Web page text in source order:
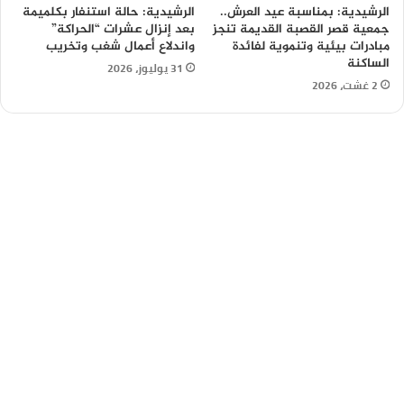
الرشيدية: بمناسبة عيد العرش..
جمعية قصر القصبة القديمة تنجز
مبادرات بيئية وتنموية لفائدة
الساكنة
2 غشت، 2026
الرشيدية: حالة استنفار بكلميمة
بعد إنزال عشرات “الحراكة”
واندلاع أعمال شغب وتخريب
31 يوليوز، 2026